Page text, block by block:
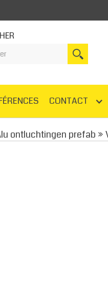
CONTACT
ontluchtingen prefab »